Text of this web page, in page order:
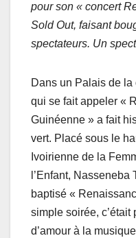
pour son « concert
Sold Out, faisant
spectateurs. Un
Dans un Palais de
qui se fait appeler «
Guinéenne » a fait
vert. Placé sous le
Ivoirienne de la
l’Enfant,
baptisé «
simple soirée,
d’amour à la